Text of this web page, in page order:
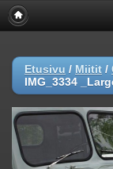
Etusivu / Miitit /
IMG_3334